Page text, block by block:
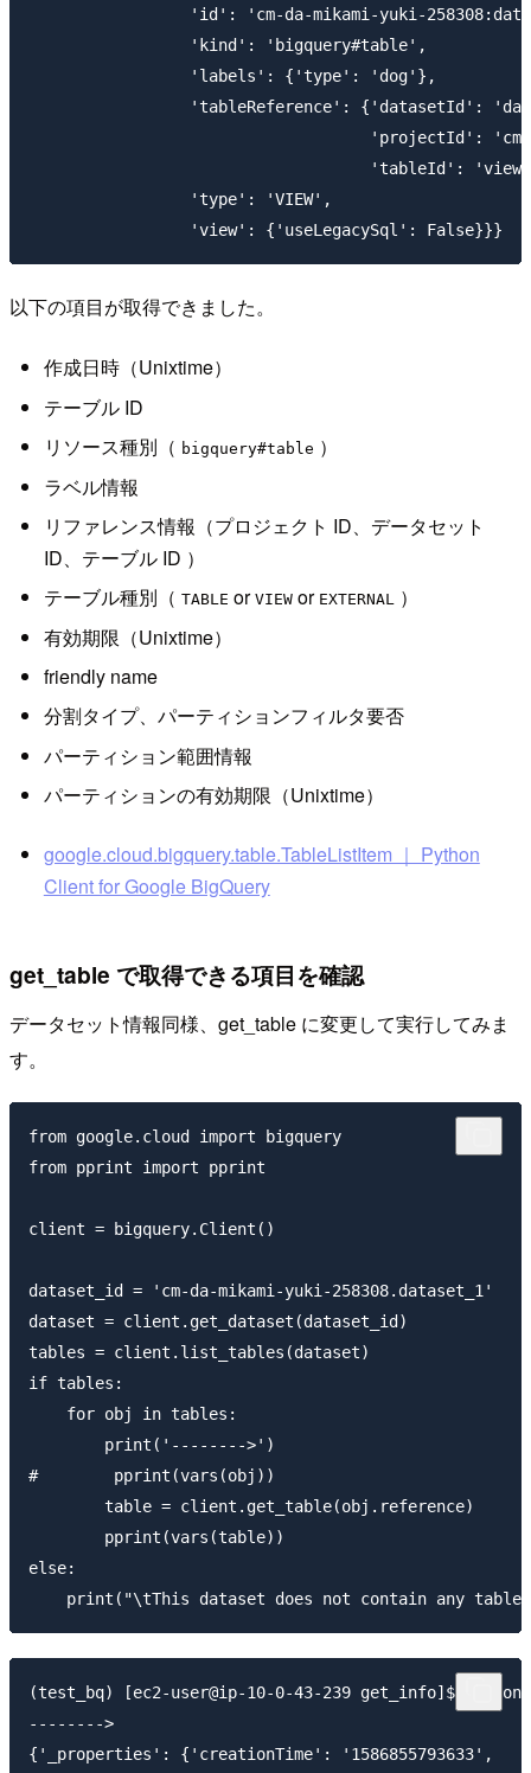
'id': 'cm-da-mikami-yuki-
                 'kind': 'bigquery#table',
                 'labels': {'type': 'dog'},
'tableReference': {'datasetId':
'projectId':
'tableId':
                 'type': 'VIEW',
以下の項目が取得できました。
作成日時（Unixtime）
テーブル ID
リソース種別（ bigquery#table ）
ラベル情報
リファレンス情報（プロジェクト ID、データセット
ID、テーブル ID ）
テーブル種別（ TABLE or VIEWor EXTERNAL）
有効期限（Unixtime）
friendly name
分割タイプ、パーティションフィルタ要否
パーティション範囲情報
パーティションの有効期限（Unixtime）
google.cloud.bigquery.table.TableListItem ｜ Python
Client for Google BigQuery
get_table で取得できる項目を確認
データセット情報同様、get_table に変更して実行してみま
す。
from google.cloud import bigquery
from pprint import pprint
client = bigquery.Client()
dataset_id = 'cm-da-mikami-yuki-258308.dataset_1'
dataset = client.get_dataset(dataset_id)
tables = client.list_tables(dataset)
if tables:
    for obj in tables:
        print('-------->')
#        pprint(vars(obj))
        table = client.get_table(obj.reference)
        pprint(vars(table))
else:
(test_bq) [ec2-user@ip-10-0-43-239 get_info]$
-------->
{'_properties': {'creationTime': '1586855793633',